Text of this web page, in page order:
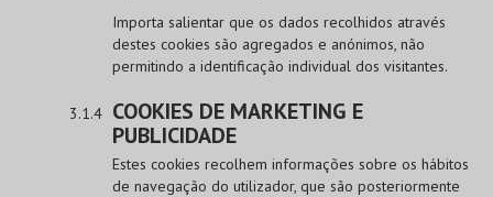
Importa salientar que os dados recolhidos através
destes cookies são agregados e anónimos, não
permitindo a identificação individual dos visitantes.
COOKIES DE MARKETING E
PUBLICIDADE
Estes cookies recolhem informações sobre os hábitos
de navegação do utilizador, que são posteriormente